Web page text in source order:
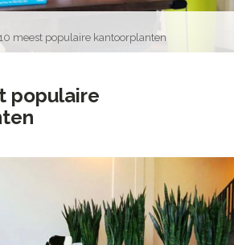
meest populaire kantoorplanten
populaire